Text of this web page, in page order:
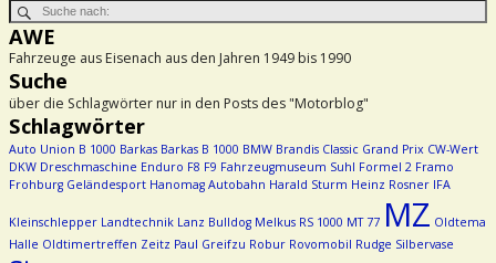
AWE
Fahrzeuge aus Eisenach aus den Jahren 1949 bis 1990
Suche
über die Schlagwörter nur in den Posts des "Motorblog"
Schlagwörter
Auto Union B 1000 Barkas Barkas B 1000 BMW Brandis Classic Grand Prix CW-Wert
DKW Dreschmaschine Enduro F8 F9 Fahrzeugmuseum Suhl Formel 2 Framo
Frohburg Geländesport Hanomag Autobahn Harald Sturm Heinz Rosner IFA
Kleinschlepper Landtechnik Lanz Bulldog Melkus RS 1000 MT 77 MZ Oldtema
Halle Oldtimertreffen Zeitz Paul Greifzu Robur Rovomobil Rudge Silbervase